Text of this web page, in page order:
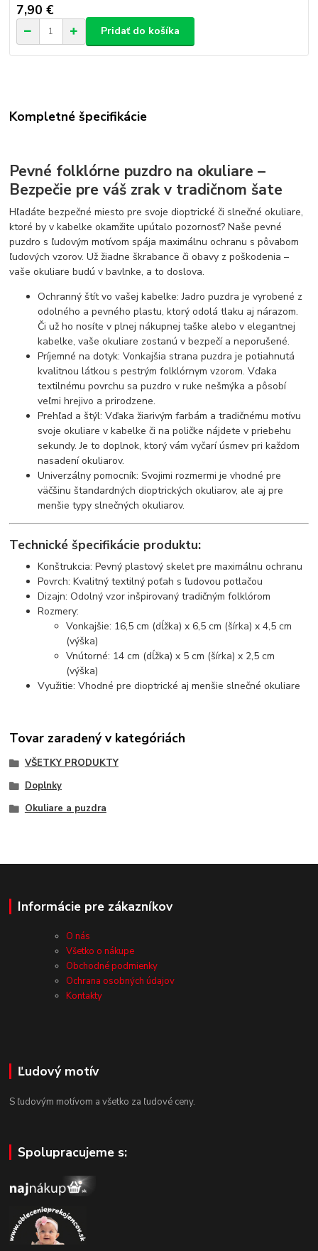
7,90 €
Pridať do košíka
Kompletné špecifikácie
Pevné folklórne puzdro na okuliare –
Bezpečie pre váš zrak v tradičnom šate
Hľadáte bezpečné miesto pre svoje dioptrické či slnečné okuliare,
ktoré by v kabelke okamžite upútalo pozornosť? Naše pevné
puzdro s ľudovým motívom spája maximálnu ochranu s pôvabom
ľudových vzorov. Už žiadne škrabance či obavy z poškodenia –
vaše okuliare budú v bavlnke, a to doslova.
Ochranný štít vo vašej kabelke: Jadro puzdra je vyrobené z
odolného a pevného plastu, ktorý odolá tlaku aj nárazom.
Či už ho nosíte v plnej nákupnej taške alebo v elegantnej
kabelke, vaše okuliare zostanú v bezpečí a neporušené.
Príjemné na dotyk: Vonkajšia strana puzdra je potiahnutá
kvalitnou látkou s pestrým folklórnym vzorom. Vďaka
textilnému povrchu sa puzdro v ruke nešmýka a pôsobí
veľmi hrejivo a prirodzene.
Prehľad a štýl: Vďaka žiarivým farbám a tradičnému motívu
svoje okuliare v kabelke či na poličke nájdete v priebehu
sekundy. Je to doplnok, ktorý vám vyčarí úsmev pri každom
nasadení okuliarov.
Univerzálny pomocník: Svojimi rozmermi je vhodné pre
väčšinu štandardných dioptrických okuliarov, ale aj pre
menšie typy slnečných okuliarov.
Technické špecifikácie produktu:
Konštrukcia: Pevný plastový skelet pre maximálnu ochranu
Povrch: Kvalitný textilný poťah s ľudovou potlačou
Dizajn: Odolný vzor inšpirovaný tradičným folklórom
Rozmery:
Vonkajšie: 16,5 cm (dĺžka) x 6,5 cm (šírka) x 4,5 cm
(výška)
Vnútorné: 14 cm (dĺžka) x 5 cm (šírka) x 2,5 cm
(výška)
Využitie: Vhodné pre dioptrické aj menšie slnečné okuliare
Tovar zaradený v kategóriách
VŠETKY PRODUKTY
Doplnky
Okuliare a puzdra
Informácie pre zákazníkov
O nás
Všetko o nákupe
Obchodné podmienky
Ochrana osobných údajov
Kontakty
Ľudový motív
S ľudovým motívom a všetko za ľudové ceny.
Spolupracujeme s: